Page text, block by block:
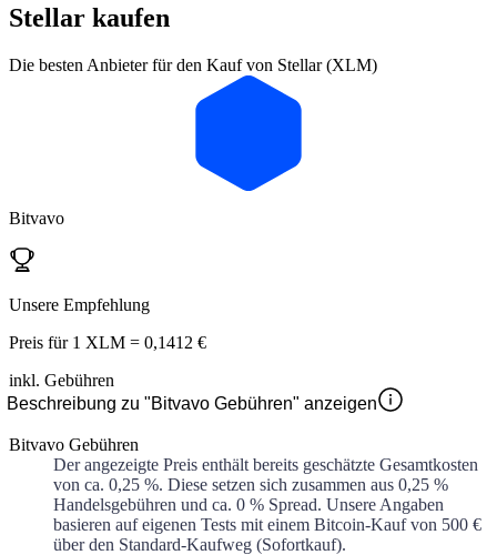
Stellar kaufen
Die besten Anbieter für den Kauf von Stellar (XLM)
Bitvavo
Unsere Empfehlung
Preis für 1 XLM = 0,1412 €
inkl. Gebühren
Beschreibung zu "Bitvavo Gebühren" anzeigen
Bitvavo Gebühren
Der angezeigte Preis enthält bereits geschätzte Gesamtkosten
von ca. 0,25 %. Diese setzen sich zusammen aus 0,25 %
Handelsgebühren und ca. 0 % Spread. Unsere Angaben
basieren auf eigenen Tests mit einem Bitcoin-Kauf von 500 €
über den Standard-Kaufweg (Sofortkauf).